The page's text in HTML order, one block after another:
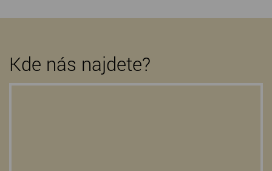
Kde nás najdete?